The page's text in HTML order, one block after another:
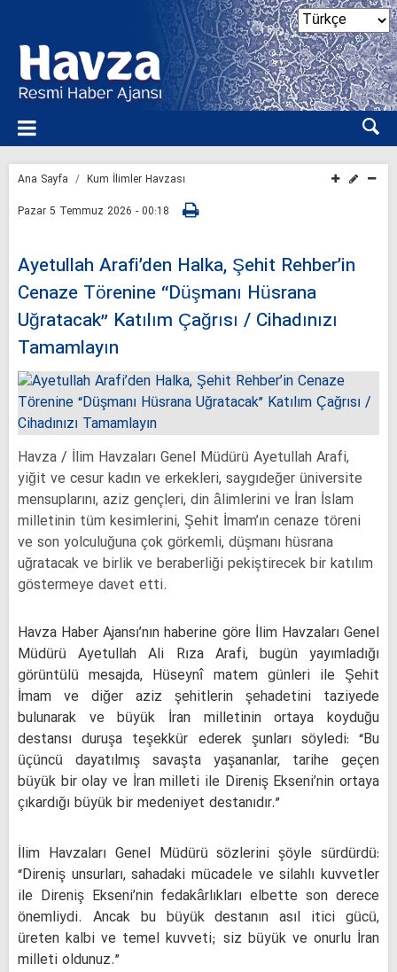
Ana Sayfa
Kum İlimler Havzası
Pazar 5 Temmuz 2026 - 00:18
Ayetullah Arafi’den Halka, Şehit Rehber’in
Cenaze Törenine “Düşmanı Hüsrana
Uğratacak” Katılım Çağrısı / Cihadınızı
Tamamlayın
Havza / İlim Havzaları Genel Müdürü Ayetullah Arafi,
yiğit ve cesur kadın ve erkekleri, saygıdeğer üniversite
mensuplarını, aziz gençleri, din âlimlerini ve İran İslam
milletinin tüm kesimlerini, Şehit İmam’ın cenaze töreni
ve son yolculuğuna çok görkemli, düşmanı hüsrana
uğratacak ve birlik ve beraberliği pekiştirecek bir katılım
göstermeye davet etti.
Havza Haber Ajansı’nın haberine göre İlim Havzaları Genel
Müdürü Ayetullah Ali Rıza Arafi, bugün yayımladığı
görüntülü mesajda, Hüseynî matem günleri ile Şehit
İmam ve diğer aziz şehitlerin şehadetini taziyede
bulunarak ve büyük İran milletinin ortaya koyduğu
destansı duruşa teşekkür ederek şunları söyledi: “Bu
üçüncü dayatılmış savaşta yaşananlar, tarihe geçen
büyük bir olay ve İran milleti ile Direniş Ekseni’nin ortaya
çıkardığı büyük bir medeniyet destanıdır.”
İlim Havzaları Genel Müdürü sözlerini şöyle sürdürdü:
“Direniş unsurları, sahadaki mücadele ve silahlı kuvvetler
ile Direniş Ekseni’nin fedakârlıkları elbette son derece
önemliydi. Ancak bu büyük destanın asıl itici gücü,
üreten kalbi ve temel kuvveti; siz büyük ve onurlu İran
milleti oldunuz.”